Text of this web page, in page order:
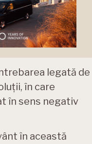
legată de
în care
în sens negativ
în această